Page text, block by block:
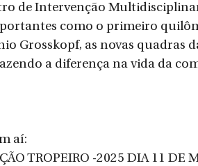
de Intervenção
como o primeiro
Grosskopf, as novas quadras
a diferença na vida da
aí:
TROPEIRO -2025 DIA 11 DE